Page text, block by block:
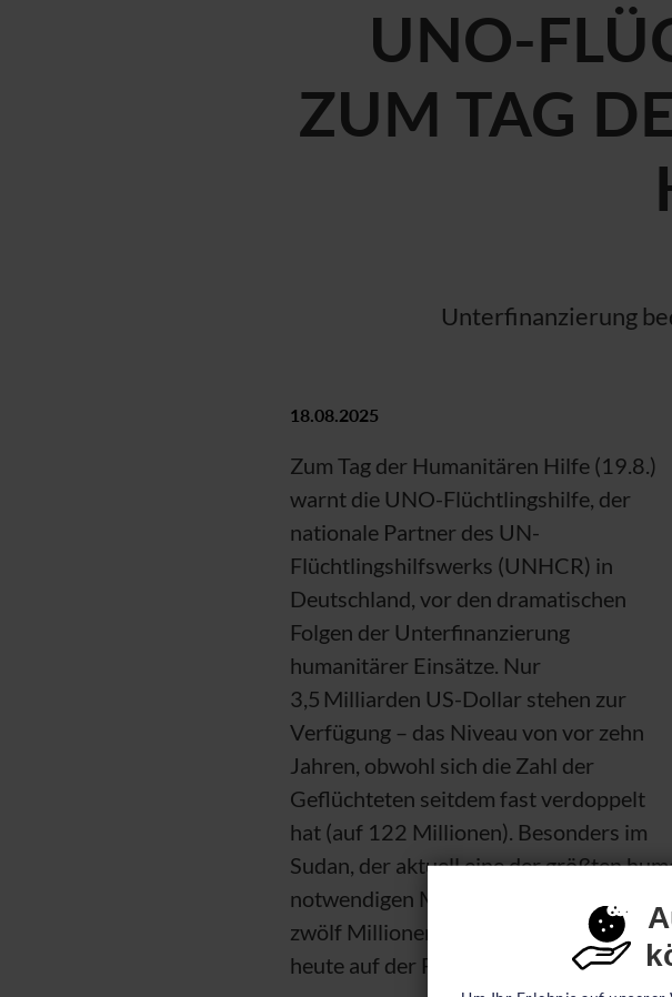
Consent-
UNO-
ZUM TAG
Unterfinanzierung
18.08.2025
Zum Tag der Humanitären Hilfe (19.8.)
warnt die UNO-Flüchtlingshilfe, der
nationale Partner des UN-
Flüchtlingshilfswerks (UNHCR) in
Deutschland, vor den dramatischen
Folgen der Unterfinanzierung
humanitärer Einsätze. Nur
3,5 Milliarden US-Dollar stehen zur
Verfügung – das Niveau von vor zehn
Jahren, obwohl sich die Zahl der
Geflüchteten seitdem fast verdoppelt
hat (auf 122 Millionen). Besonders im
Sudan, der aktuell eine der größten
notwendigen Mittel, um Millionen
zwölf Millionen Menschen wurden
heute auf der Flucht.